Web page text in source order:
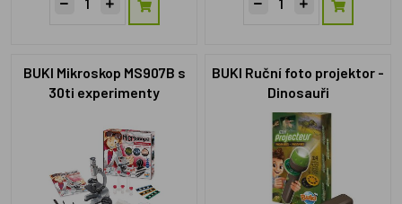
BUKI Mikroskop MS907B s
30ti experimenty
BUKI Ruční foto projektor -
Dinosauři